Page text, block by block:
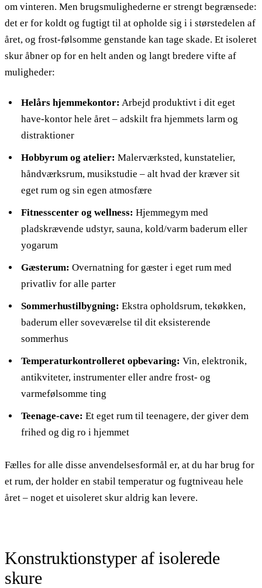
om vinteren. Men brugsmulighederne er strengt begrænsede:
det er for koldt og fugtigt til at opholde sig i i størstedelen af
året, og frost-følsomme genstande kan tage skade. Et isoleret
skur åbner op for en helt anden og langt bredere vifte af
muligheder:
Helårs hjemmekontor: Arbejd produktivt i dit eget
have-kontor hele året – adskilt fra hjemmets larm og
distraktioner
Hobbyrum og atelier: Malerværksted, kunstatelier,
håndværksrum, musikstudie – alt hvad der kræver sit
eget rum og sin egen atmosfære
Fitnesscenter og wellness: Hjemmegym med
pladskrævende udstyr, sauna, kold/varm baderum eller
yogarum
Gæsterum: Overnatning for gæster i eget rum med
privatliv for alle parter
Sommerhustilbygning: Ekstra opholdsrum, tekøkken,
baderum eller soveværelse til dit eksisterende
sommerhus
Temperaturkontrolleret opbevaring: Vin, elektronik,
antikviteter, instrumenter eller andre frost- og
varmefølsomme ting
Teenage-cave: Et eget rum til teenagere, der giver dem
frihed og dig ro i hjemmet
Fælles for alle disse anvendelsesformål er, at du har brug for
et rum, der holder en stabil temperatur og fugtniveau hele
året – noget et uisoleret skur aldrig kan levere.
Konstruktionstyper af isolerede
skure